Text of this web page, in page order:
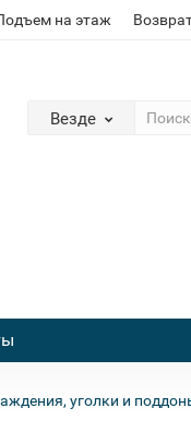
на этаж
Везде
уголки и